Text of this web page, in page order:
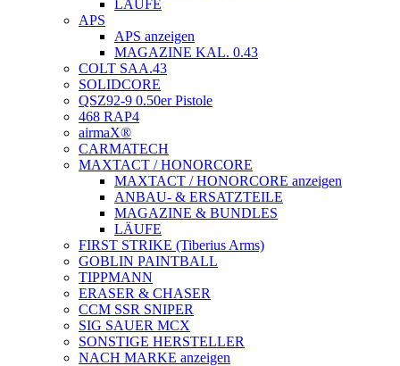
LÄUFE
APS
APS anzeigen
MAGAZINE KAL. 0.43
COLT SAA.43
SOLIDCORE
QSZ92-9 0.50er Pistole
468 RAP4
airmaX®
CARMATECH
MAXTACT / HONORCORE
MAXTACT / HONORCORE anzeigen
ANBAU- & ERSATZTEILE
MAGAZINE & BUNDLES
LÄUFE
FIRST STRIKE (Tiberius Arms)
GOBLIN PAINTBALL
TIPPMANN
ERASER & CHASER
CCM SSR SNIPER
SIG SAUER MCX
SONSTIGE HERSTELLER
NACH MARKE anzeigen